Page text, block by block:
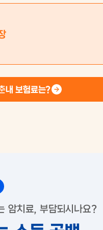
내 보험료는?
암치료, 부담되시나요?